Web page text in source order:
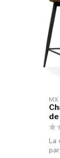
MX
La